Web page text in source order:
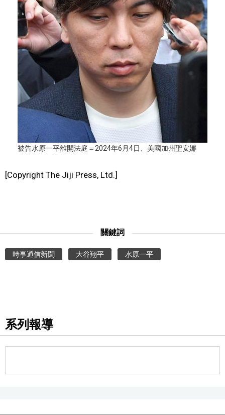
工作勞動
家庭
醫療健康
語言
編輯部通知
被告水原一平離開法庭＝2024年6月4日、美國加州聖安娜
[Copyright The Jiji Press, Ltd.]
關鍵詞
時事通信新聞 大谷翔平 水原一平
系列報導